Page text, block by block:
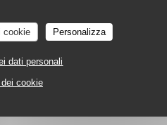
cookie Personalizza
dati personali
cookie
verbracht haben. Was den Preis
zu dürfen! Bis bald!